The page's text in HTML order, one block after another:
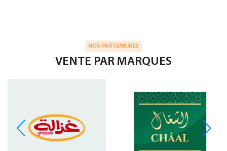
NOS PARTENAIRES
VENTE PAR MARQUES